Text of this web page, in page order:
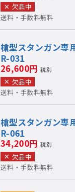
欠品中
送料・手数料無料
槍型スタンガン
R-031
26,600円 税別
欠品中
送料・手数料無料
槍型スタンガン
R-061
34,200円 税別
欠品中
送料・手数料無料